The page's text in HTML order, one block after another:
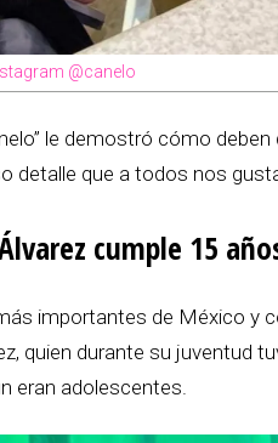
@canelo
le demostró cómo
detalle que a todos nos
cumple 15
importantes de México y
quien durante su juventud
eran adolescentes.